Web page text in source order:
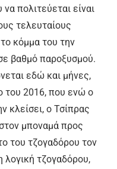
πολιτεύεται είναι
τελευταίους
κόμμα του την
βαθμό παροξυσμού.
εδώ και μήνες,
του 2016, που ενώ ο
κλείσει, ο Τσίπρας
μποναμά προς
του τζογαδόρου τον
λογική τζογαδόρου,